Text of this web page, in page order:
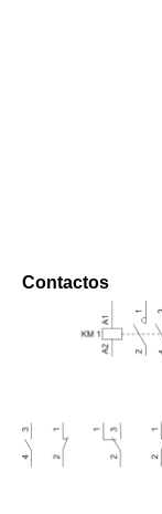
Contactos